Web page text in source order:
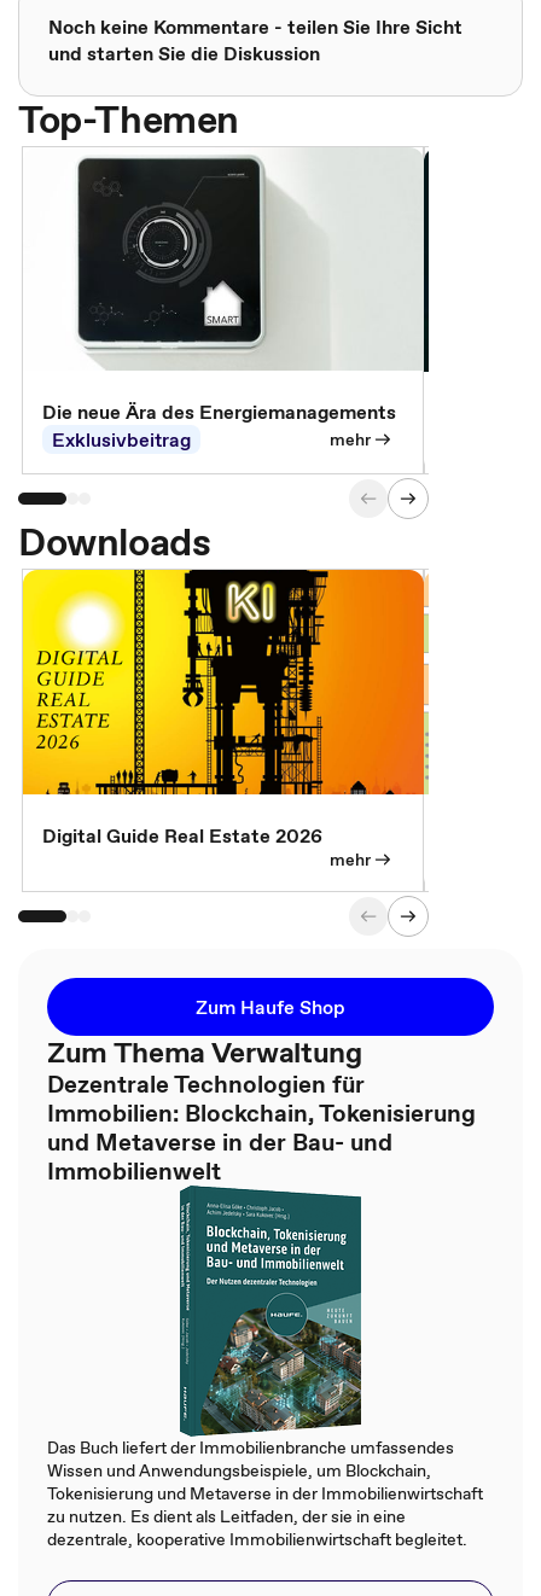
Noch keine Kommentare - teilen Sie Ihre Sicht
und starten Sie die Diskussion
Top-Themen
Die neue Ära des Energiemanagements
Exklusivbeitrag
mehr
Downloads
Digital Guide Real Estate 2026
mehr
Zum Haufe Shop
Zum Thema Verwaltung
Dezentrale Technologien für
Immobilien: Blockchain, Tokenisierung
und Metaverse in der Bau- und
Immobilienwelt
Das Buch liefert der Immobilienbranche umfassendes
Wissen und Anwendungsbeispiele, um Blockchain,
Tokenisierung und Metaverse in der Immobilienwirtschaft
zu nutzen. Es dient als Leitfaden, der sie in eine
dezentrale, kooperative Immobilienwirtschaft begleitet.